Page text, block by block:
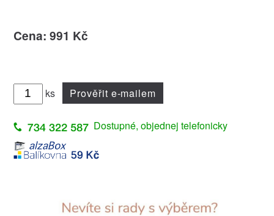
Cena: 991 Kč
ks Prověřit e-mailem
Dostupné, objednej telefonicky